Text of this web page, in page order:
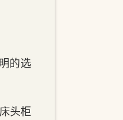
的选
头柜